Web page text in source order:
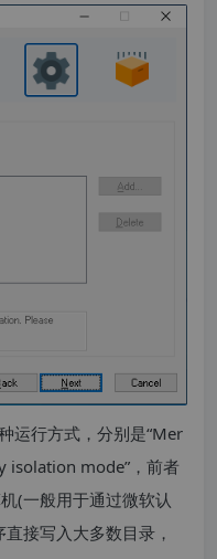
运行方式，分别是“Mer
isolation mode”，前者
(一般用于通过微软认
接写入大多数目录，